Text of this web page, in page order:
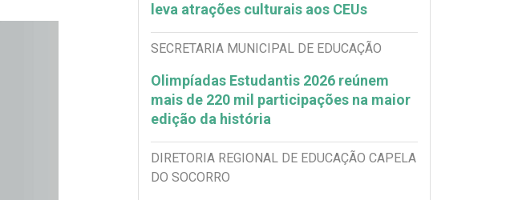
leva atrações culturais aos CEUs
SECRETARIA MUNICIPAL DE EDUCAÇÃO
Olimpíadas Estudantis 2026 reúnem
mais de 220 mil participações na maior
edição da história
DIRETORIA REGIONAL DE EDUCAÇÃO CAPELA
DO SOCORRO